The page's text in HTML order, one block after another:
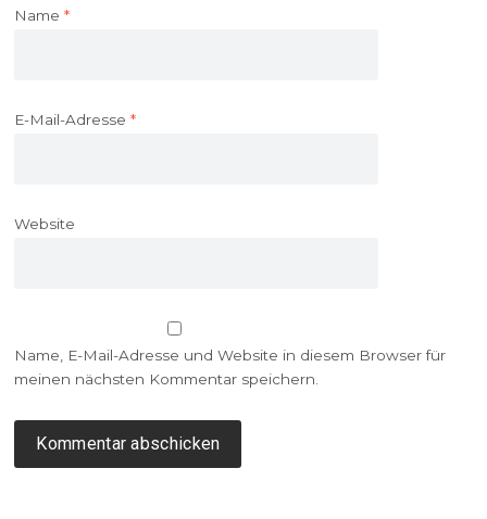
Name*
E-Mail-Adresse*
Website
Name, E-Mail-Adresse und Website in diesem Browser für
meinen nächsten Kommentar speichern.